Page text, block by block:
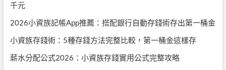
千元
2026小資族記帳App推薦：搭配銀行自動存錢術存出第一桶金
小資族存錢術：5種存錢方法完整比較，第一桶金這樣存
薪水分配公式2026：小資族存錢實用公式完整攻略